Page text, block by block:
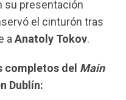
su presentación
el cinturón tras
aAnatoly Tokov.
completos del Main
Dublín: